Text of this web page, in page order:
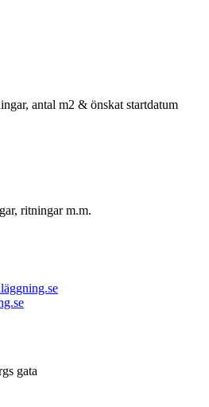
antal m2 & önskat startdatum
ritningar m.m.
gata